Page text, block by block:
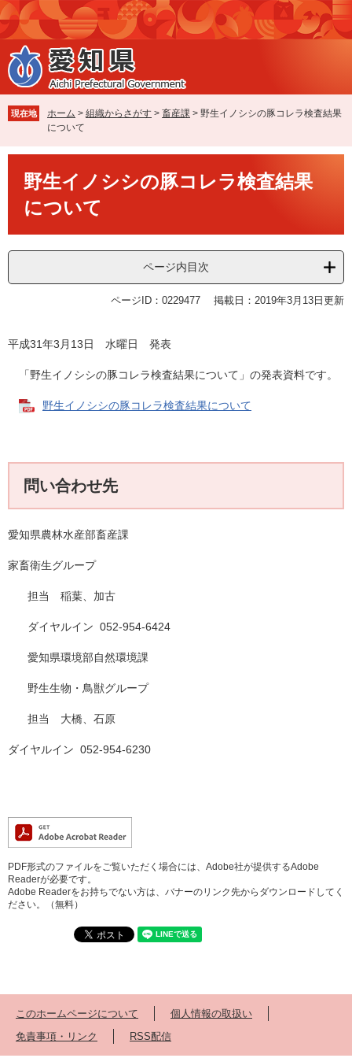
ペ
ー
ジ
の
先
で
す
メ
ニ
ュ
ー
を
ば
し
本
現在地 ホーム > 組織からさがす > 畜産課 > 野生イノシシの豚コレラ検査結果
について
野生イノシシの豚コレラ検査結果
について
ページ内目次
ページID：0229477 掲載日：2019年3月13日更新
平成31年3月13日 水曜日 発表
「野生イノシシの豚コレラ検査結果について」の発表資料です。
野生イノシシの豚コレラ検査結果について
問い合わせ先
愛知県農林水産部畜産課
家畜衛生グループ
担当 稲葉、加古
ダイヤルイン 052-954-6424
愛知県環境部自然環境課
野生生物・鳥獣グループ
担当 大橋、石原
ダイヤルイン 052-954-6230
PDF形式のファイルをご覧いただく場合には、Adobe社が提供するAdobe
Readerが必要です。
Adobe Readerをお持ちでない方は、バナーのリンク先からダウンロードしてく
ださい。（無料）
このホームページについて
個人情報の取扱い
免責事項・リンク
RSS配信